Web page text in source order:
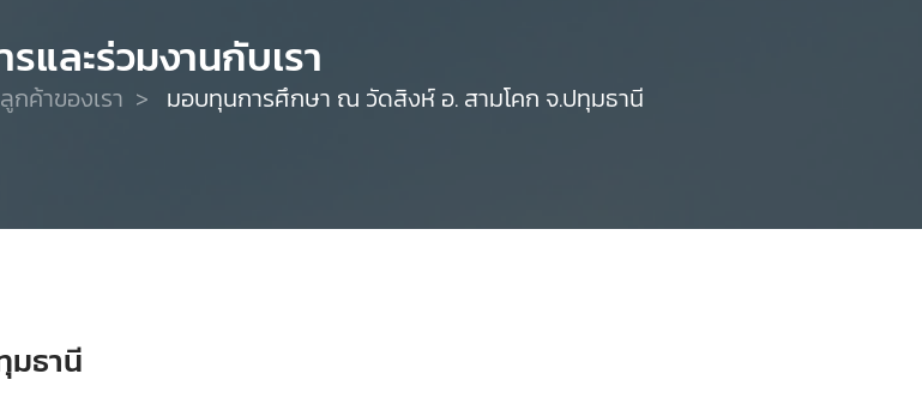
รและร่วมงานกับเรา
ลูกค้าของเรา > มอบทุนการศึกษา ณ วัดสิงห์ อ. สามโคก จ.ปทุมธานี
มธานี